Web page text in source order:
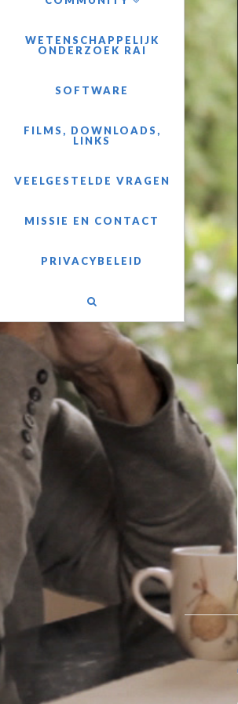
WETENSCHAPPELIJK
ONDERZOEK RAI
SOFTWARE
FILMS, DOWNLOADS,
LINKS
VEELGESTELDE VRAGEN
MISSIE EN CONTACT
PRIVACYBELEID